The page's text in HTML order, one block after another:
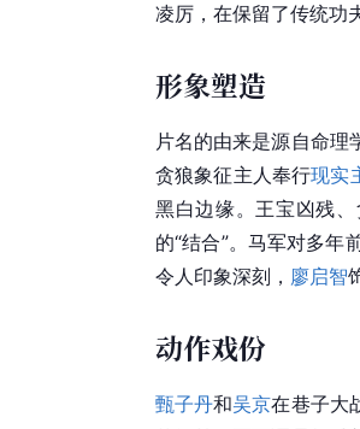
凌厉，在保留了传统功
形象塑造
片名的由来是源自命理
贪狼象征主人奉行现实
黑白边缘。王宝凶残
的“结合”。 马军对多年
令人印象深刻， 廖启智
动作戏份
甄子丹和吴京在巷子大